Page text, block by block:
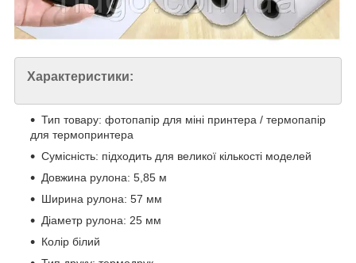
Характеристики:
Тип товару: фотопапір для міні принтера / термопапір
для термопринтера
Сумісність: підходить для великої кількості моделей
Довжина рулона: 5,85 м
Ширина рулона: 57 мм
Діаметр рулона: 25 мм
Колір білий